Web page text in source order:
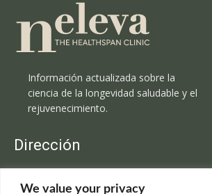
We value your privacy
Información actualizada sobre la
ciencia de la longevidad saludable y el
rejuvenecimiento.
Dirección
C/Claudio Coello, 19 - 1º